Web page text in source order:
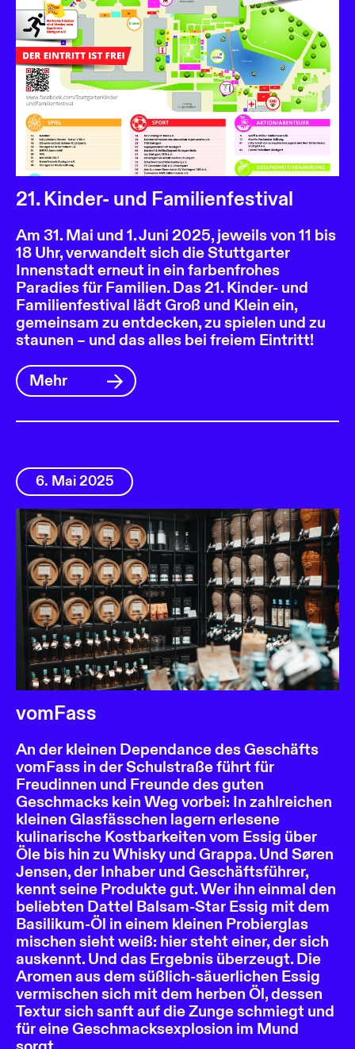
21. Kinder- und Familienfestival
Am 31. Mai und 1. Juni 2025, jeweils von 11 bis
18 Uhr, verwandelt sich die Stuttgarter
Innenstadt erneut in ein farbenfrohes
Paradies für Familien. Das 21. Kinder- und
Familienfestival lädt Groß und Klein ein,
gemeinsam zu entdecken, zu spielen und zu
staunen – und das alles bei freiem Eintritt!
Mehr
6. Mai 2025
vomFass
An der kleinen Dependance des Geschäfts
vomFass in der Schulstraße führt für
Freudinnen und Freunde des guten
Geschmacks kein Weg vorbei: In zahlreichen
kleinen Glasfässchen lagern erlesene
kulinarische Kostbarkeiten vom Essig über
Öle bis hin zu Whisky und Grappa. Und Søren
Jensen, der Inhaber und Geschäftsführer,
kennt seine Produkte gut. Wer ihn einmal den
beliebten Dattel Balsam-Star Essig mit dem
Basilikum-Öl in einem kleinen Probierglas
mischen sieht weiß: hier steht einer, der sich
auskennt. Und das Ergebnis überzeugt. Die
Aromen aus dem süßlich-säuerlichen Essig
vermischen sich mit dem herben Öl, dessen
Textur sich sanft auf die Zunge schmiegt und
für eine Geschmacksexplosion im Mund